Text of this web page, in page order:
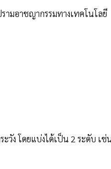
มอาชญากรรมทางเทคโนโลยี
วัง โดยแบ่งได้เป็น 2 ระดับ เช่